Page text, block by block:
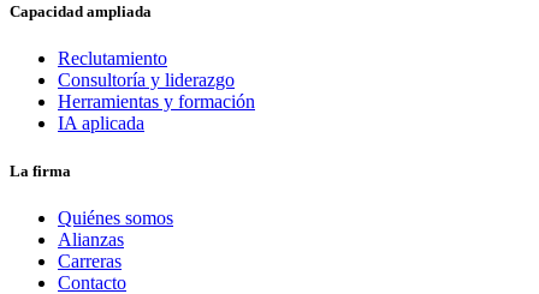
Capacidad ampliada
Reclutamiento
Consultoría y liderazgo
Herramientas y formación
IA aplicada
La firma
Quiénes somos
Alianzas
Carreras
Contacto